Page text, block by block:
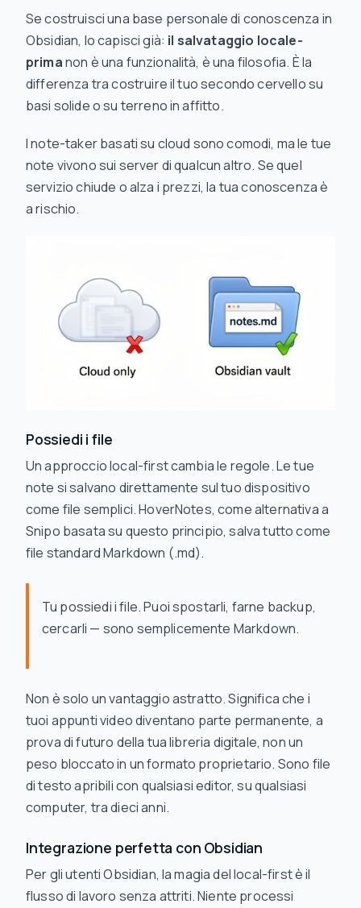
Se costruisci una base personale di conoscenza in
Obsidian, lo capisci già: il salvataggio locale-
primanon è una funzionalità, è una filosofia. È la
differenza tra costruire il tuo secondo cervello su
basi solide o su terreno in affitto.
I note-taker basati su cloud sono comodi, ma le tue
note vivono sui server di qualcun altro. Se quel
servizio chiude o alza i prezzi, la tua conoscenza è
a rischio.
Possiedi i file
Un approccio local-first cambia le regole. Le tue
note si salvano direttamente sul tuo dispositivo
come file semplici. HoverNotes, come alternativa a
Snipo basata su questo principio, salva tutto come
file standard Markdown (.md).
Tu possiedi i file. Puoi spostarli, farne backup,
cercarli — sono semplicemente Markdown.
Non è solo un vantaggio astratto. Significa che i
tuoi appunti video diventano parte permanente, a
prova di futuro della tua libreria digitale, non un
peso bloccato in un formato proprietario. Sono file
di testo apribili con qualsiasi editor, su qualsiasi
computer, tra dieci anni.
Integrazione perfetta con Obsidian
Per gli utenti Obsidian, la magia del local-first è il
flusso di lavoro senza attriti. Niente processi